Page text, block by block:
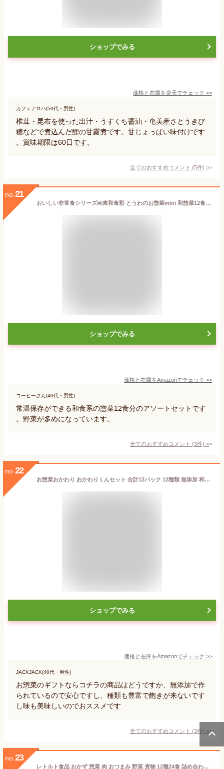
ショップでみる
価格と在庫を楽天でチェック >>
カフェアロハ(50代・男性)
椎茸・昆布を使った出汁・うすくち醤油・奄美産さとうきび
糖などで煮込んだ鯉の甘露煮です。甘じょっぱい味付けです
。賞味期限は60日です。
全てのおすすめコメント (5件) >
no. 21
おいしい非常食シリーズ㈱東和食彩 とうわのお惣菜mini 和惣菜12食セット レトルト おかず 常温保存
ショップでみる
価格と在庫をAmazonでチェック >>
コーヒーさん(40代・男性)
常温保存ができる和食系の惣菜12食分のアソートセットです
。野菜が多めになっています。
全てのおすすめコメント (3件) >
no. 22
お惣菜おかわり おかわりくんセット 合計12パック 12種類 無添加 和食 冷凍食品 惣菜 おかず 国産 詰め合わせ 惣菜セット お歳暮 ギフト
ショップでみる
価格と在庫をAmazonでチェック >>
JACKJACK(40代・男性)
お惣菜のギフトならコチラの商品はどうですか、無添加で作
られているので安心ですし、種類も豊富で飽きが来ないです
し味も美味しいのでおススメです
全てのおすすめコメント (3件) >
no. 23
レトルト食品 おかず 惣菜 肉 おつまみ 野菜 煮物 12種24食 詰め合わせ セット イチビキ 常温 国産乾燥野菜